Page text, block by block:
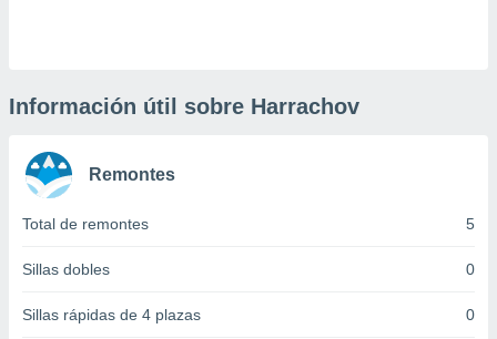
únicos
similares
como
de
Información útil sobre Harrachov
Remontes
Total de remontes 5
Sillas dobles 0
Sillas rápidas de 4 plazas 0